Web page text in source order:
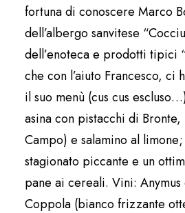
fortuna di conoscere Marco
dell’albergo sanvitese
dell’enoteca e prodotti tipici
che con l’aiuto Francesco, ci
il suo menù (cus cus
asina con pistacchi di
Campo) e salamino al
stagionato piccante e un
pane ai cereali. Vini:
Coppola (bianco frizzante